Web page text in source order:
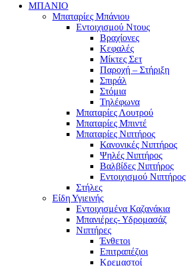
ΜΠΑΝΙΟ
Μπαταρίες Μπάνιου
Εντοιχισμού Ντους
Βραχίονες
Κεφαλές
Μίκτες Σετ
Παροχή – Στήριξη
Σπιράλ
Στόμια
Τηλέφωνα
Μπαταρίες Λουτρού
Μπαταρίες Μπιντέ
Μπαταρίες Νιπτήρος
Κανονικές Νιπτήρος
Ψηλές Νιπτήρος
Βαλβίδες Νιπτήρος
Εντοιχισμού Νιπτήρος
Στήλες
Είδη Υγιεινής
Εντοιχισμένα Καζανάκια
Μπανιέρες- Υδρομασάζ
Νιπτήρες
Ένθετοι
Επιτραπέζιοι
Κρεμαστοί